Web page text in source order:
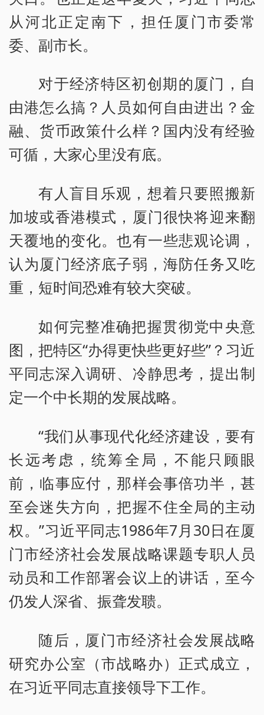
从河北正定南下，担任厦门市委常
委、副市长。
对于经济特区初创期的厦门，自
由港怎么搞？人员如何自由进出？金
融、货币政策什么样？国内没有经验
可循，大家心里没有底。
有人盲目乐观，想着只要照搬新
加坡或香港模式，厦门很快将迎来翻
天覆地的变化。也有一些悲观论调，
认为厦门经济底子弱，海防任务又吃
重，短时间恐难有较大突破。
如何完整准确把握贯彻党中央意
图，把特区“办得更快些更好些”？习近
平同志深入调研、冷静思考，提出制
定一个中长期的发展战略。
“我们从事现代化经济建设，要有
长远考虑，统筹全局，不能只顾眼
前，临事应付，那样会事倍功半，甚
至会迷失方向，把握不住全局的主动
权。”习近平同志1986年7月30日在厦
门市经济社会发展战略课题专职人员
动员和工作部署会议上的讲话，至今
仍发人深省、振聋发聩。
随后，厦门市经济社会发展战略
研究办公室（市战略办）正式成立，
在习近平同志直接领导下工作。